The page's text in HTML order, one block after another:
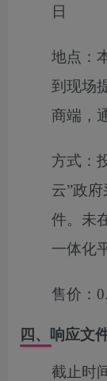
日
地点：
到现场
商端，
方式：
云”政
件。未
一体化
售价：
四、响应文
截止时